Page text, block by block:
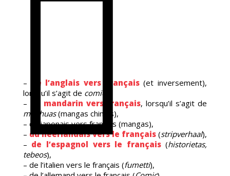
– de l’anglais vers français(et inversement),
lorsqu’il s’agit de comics,
–
du mandarin vers français, lorsqu’il s’agit de
manhuas(mangas chinois),
– du japonais vers français (mangas),
– du néerlandais vers le français(stripverhaal),
– de l’espagnol vers le français(historietas,
tebeos),
– de l’italien vers le français (fumetti),